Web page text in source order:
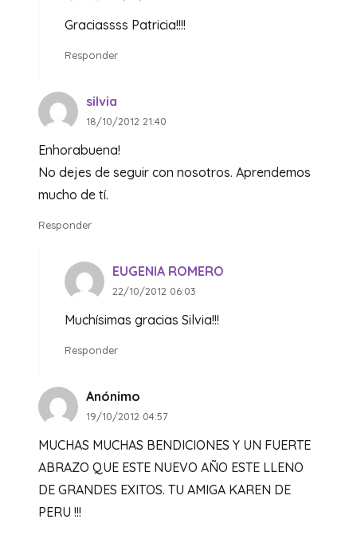
Graciassss Patricia!!!!
Responder
silvia
18/10/2012 21:40
Enhorabuena!
No dejes de seguir con nosotros. Aprendemos
mucho de tí.
Responder
EUGENIA ROMERO
22/10/2012 06:03
Muchísimas gracias Silvia!!!
Responder
Anónimo
19/10/2012 04:57
MUCHAS MUCHAS BENDICIONES Y UN FUERTE
ABRAZO QUE ESTE NUEVO AÑO ESTE LLENO
DE GRANDES EXITOS. TU AMIGA KAREN DE
PERU !!!